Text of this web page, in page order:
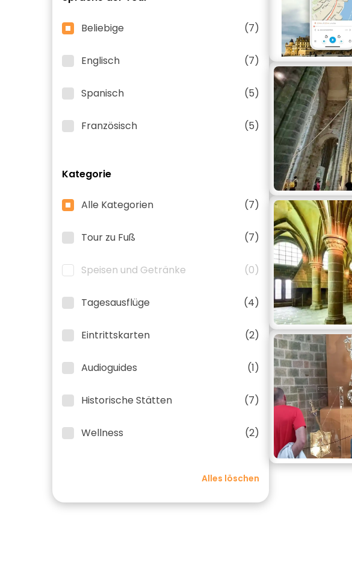
Beliebige (7)
Englisch (7)
Spanisch (5)
Französisch (5)
Kategorie
Alle Kategorien (7)
Tour zu Fuß (7)
Speisen und Getränke (0)
Tagesausflüge (4)
Eintrittskarten (2)
Audioguides (1)
Historische Stätten (7)
Wellness (2)
Alles löschen